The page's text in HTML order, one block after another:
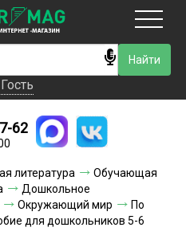
Гость
доставки
оплаты
62
литература
Обучающая
Дошкольное
Окружающий мир
По
для дошкольников 5-6